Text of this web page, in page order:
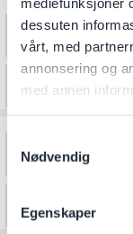
dessuten
vårt, med
annonsering og
med annen
Nødvendig
Egenskaper